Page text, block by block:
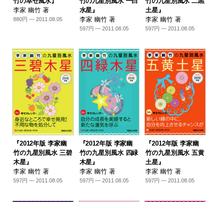
李家 幽竹 著
880円 — 2011.08.05
水星』
李家 幽竹 著
597円 — 2011.08.05
土星』
李家 幽竹 著
597円 — 2011.08.05
『2012年版 李家幽
竹の九星別風水 三碧
木星』
李家 幽竹 著
597円 — 2011.08.05
『2012年版 李家幽
竹の九星別風水 四緑
木星』
李家 幽竹 著
597円 — 2011.08.05
『2012年版 李家幽
竹の九星別風水 五黄
土星』
李家 幽竹 著
597円 — 2011.08.05